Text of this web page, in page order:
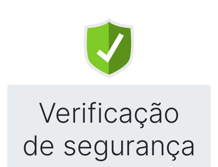
Verificação
de segurança